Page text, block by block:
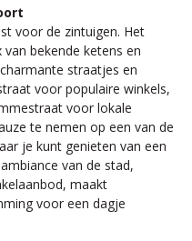
voor de zintuigen. Het
bekende ketens en
straatjes en
voor populaire winkels,
voor lokale
te nemen op een van de
je kunt genieten van een
van de stad,
maakt
voor een dagje